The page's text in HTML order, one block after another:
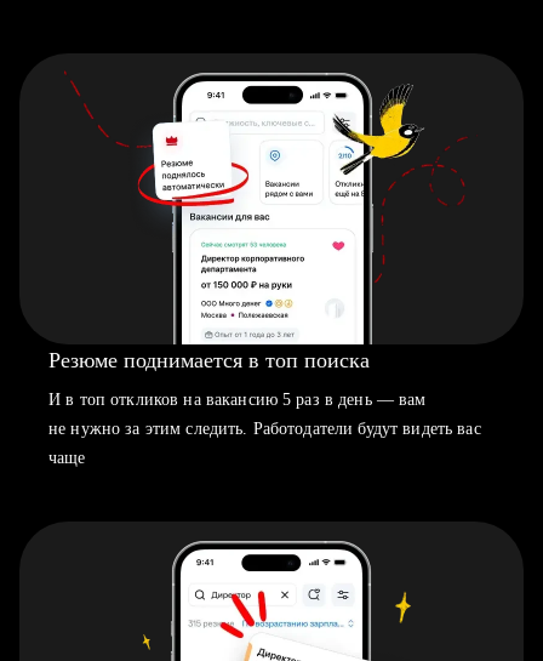
Резюме поднимается в топ поиска
И в топ откликов на вакансию 5 раз в день — вам
не нужно за этим следить. Работодатели будут видеть вас
чаще